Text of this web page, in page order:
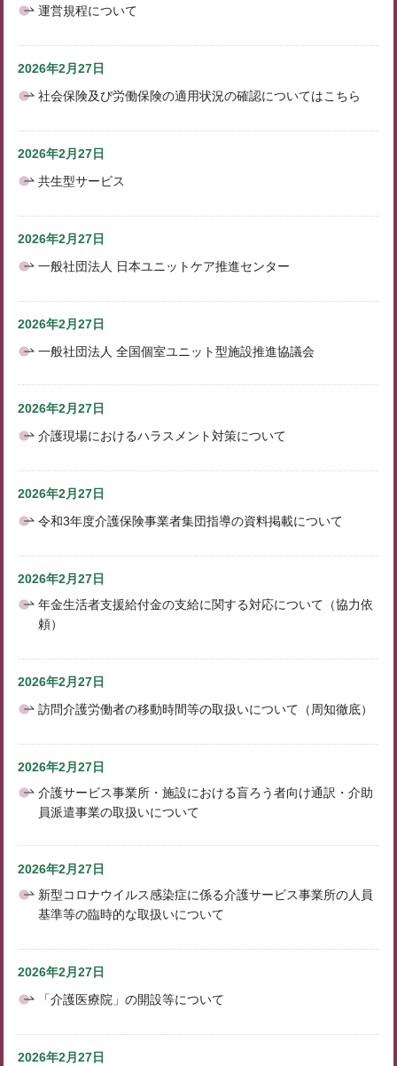
運営規程について
2026年2月27日
社会保険及び労働保険の適用状況の確認についてはこちら
2026年2月27日
共生型サービス
2026年2月27日
一般社団法人 日本ユニットケア推進センター
2026年2月27日
一般社団法人 全国個室ユニット型施設推進協議会
2026年2月27日
介護現場におけるハラスメント対策について
2026年2月27日
令和3年度介護保険事業者集団指導の資料掲載について
2026年2月27日
年金生活者支援給付金の支給に関する対応について（協力依
頼）
2026年2月27日
訪問介護労働者の移動時間等の取扱いについて（周知徹底）
2026年2月27日
介護サービス事業所・施設における盲ろう者向け通訳・介助
員派遣事業の取扱いについて
2026年2月27日
新型コロナウイルス感染症に係る介護サービス事業所の人員
基準等の臨時的な取扱いについて
2026年2月27日
「介護医療院」の開設等について
2026年2月27日